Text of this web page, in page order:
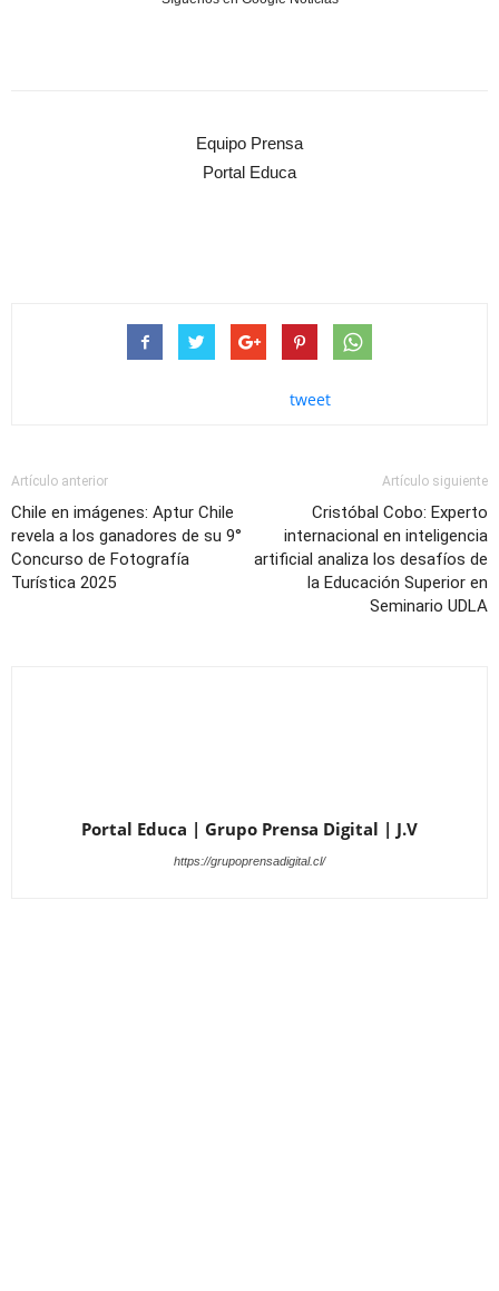
Equipo Prensa
Portal Educa
tweet
Artículo anterior
Chile en imágenes: Aptur Chile
revela a los ganadores de su 9°
Concurso de Fotografía
Turística 2025
Artículo siguiente
Cristóbal Cobo: Experto
internacional en inteligencia
artificial analiza los desafíos de
la Educación Superior en
Seminario UDLA
Portal Educa | Grupo Prensa Digital | J.V
https://grupoprensadigital.cl/